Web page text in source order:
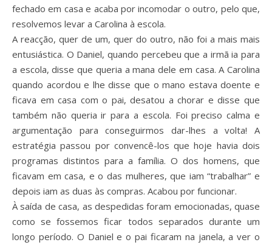
fechado em casa e acaba por incomodar o outro, pelo que,
resolvemos levar a Carolina à escola.
A reacção, quer de um, quer do outro, não foi a mais mais
entusiástica. O Daniel, quando percebeu que a irmã ia para
a escola, disse que queria a mana dele em casa. A Carolina
quando acordou e lhe disse que o mano estava doente e
ficava em casa com o pai, desatou a chorar e disse que
também não queria ir para a escola. Foi preciso calma e
argumentação para conseguirmos dar-lhes a volta! A
estratégia passou por convencê-los que hoje havia dois
programas distintos para a família. O dos homens, que
ficavam em casa, e o das mulheres, que iam “trabalhar” e
depois iam as duas às compras. Acabou por funcionar.
À saída de casa, as despedidas foram emocionadas, quase
como se fossemos ficar todos separados durante um
longo período. O Daniel e o pai ficaram na janela, a ver o